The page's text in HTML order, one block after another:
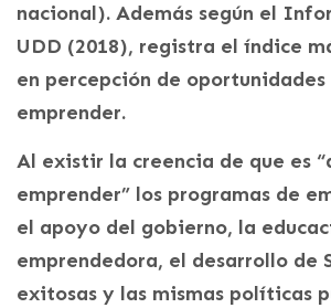
nacional). Además según el
UDD (2018), registra el índice
en percepción de oportunidades
emprender.
Al existir la creencia de que es
emprender” los programas de
el apoyo del gobierno, la
emprendedora, el desarrollo de
exitosas y las mismas políticas